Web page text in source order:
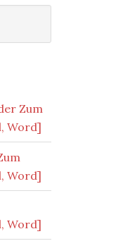
Zum
Word]
Word]
Word]